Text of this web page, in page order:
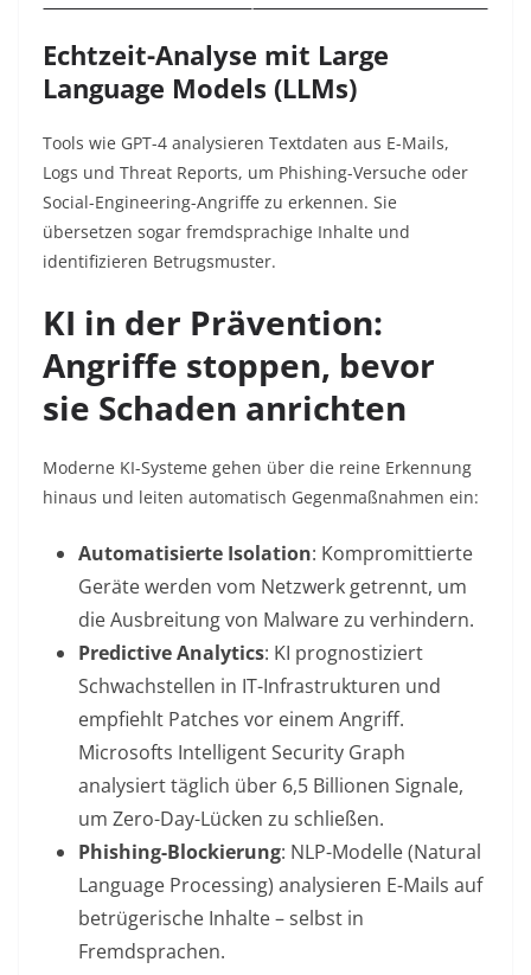
Echtzeit-Analyse mit Large
Language Models (LLMs)
Tools wie GPT-4 analysieren Textdaten aus E-Mails,
Logs und Threat Reports, um Phishing-Versuche oder
Social-Engineering-Angriffe zu erkennen. Sie
übersetzen sogar fremdsprachige Inhalte und
identifizieren Betrugsmuster.
KI in der Prävention:
Angriffe stoppen, bevor
sie Schaden anrichten
Moderne KI-Systeme gehen über die reine Erkennung
hinaus und leiten automatisch Gegenmaßnahmen ein:
Automatisierte Isolation: Kompromittierte
Geräte werden vom Netzwerk getrennt, um
die Ausbreitung von Malware zu verhindern.
Predictive Analytics: KI prognostiziert
Schwachstellen in IT-Infrastrukturen und
empfiehlt Patches vor einem Angriff.
Microsofts Intelligent Security Graph
analysiert täglich über 6,5 Billionen Signale,
um Zero-Day-Lücken zu schließen.
Phishing-Blockierung: NLP-Modelle (Natural
Language Processing) analysieren E-Mails auf
betrügerische Inhalte – selbst in
Fremdsprachen.